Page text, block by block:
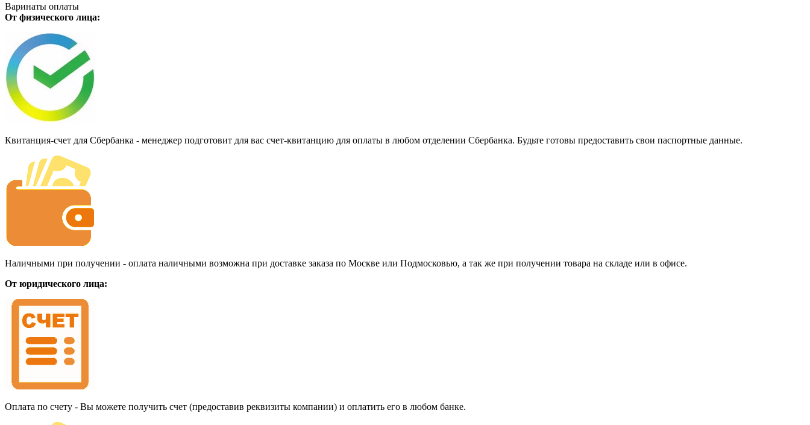
Варинаты оплаты
От физического лица:
Квитанция-счет для Сбербанка - менеджер подготовит для вас счет-квитанцию для оплаты в любом отделении Сбербанка. Будьте готовы предоставить свои паспортные данные.
Наличными при получении - оплата наличными возможна при доставке заказа по Москве или Подмосковью, а так же при получении товара на складе или в офисе.
От юридического лица:
Оплата по счету - Вы можете получить счет (предоставив реквизиты компании) и оплатить его в любом банке.